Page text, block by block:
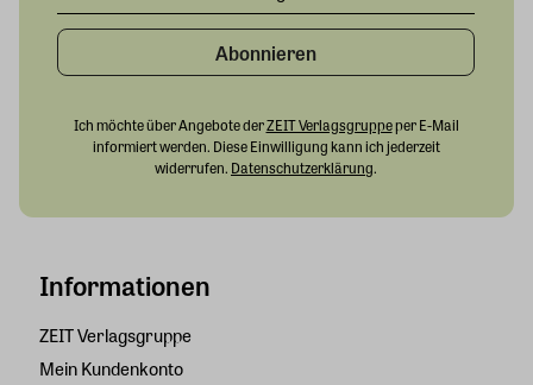
Informationen
ZEIT Verlagsgruppe
Mein Kundenkonto
Abonnieren
Ich möchte über Angebote derZEIT Verlagsgruppeper E-Mail
informiert werden. Diese Einwilligung kann ich jederzeit
widerrufen. Datenschutzerklärung.